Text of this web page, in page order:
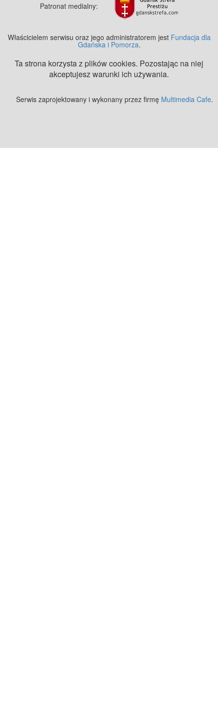
Patronat medialny:
Właścicielem serwisu oraz jego administratorem jest Fundacja dla
Gdańska i Pomorza.
Ta strona korzysta z plików cookies. Pozostając na niej
akceptujesz warunki ich używania.
Serwis zaprojektowany i wykonany przez firmę Multimedia Cafe.